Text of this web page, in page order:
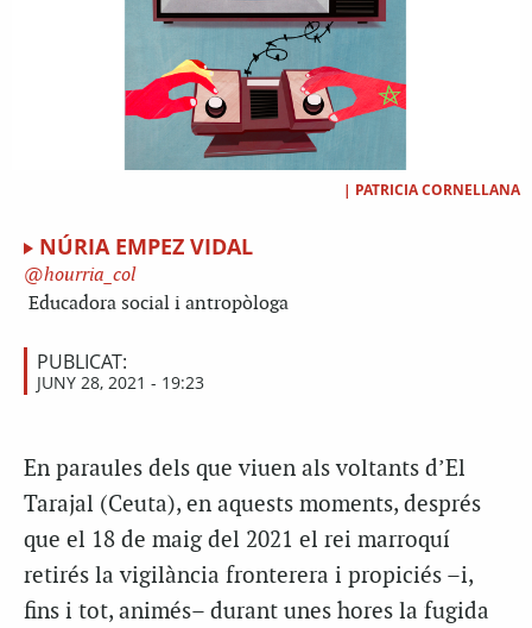
| PATRICIA CORNELLANA
NÚRIA EMPEZ VIDAL
hourria_col
Educadora social i antropòloga
PUBLICAT:
JUNY 28, 2021 - 19:23
En paraules dels que viuen als voltants d’El
Tarajal (Ceuta), en aquests moments, després
que el 18 de maig del 2021 el rei marroquí
retirés la vigilància fronterera i propiciés –i,
fins i tot, animés– durant unes hores la fugida